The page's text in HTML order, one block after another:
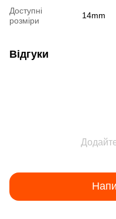
Доступні
розміри
14mm
Відгуки